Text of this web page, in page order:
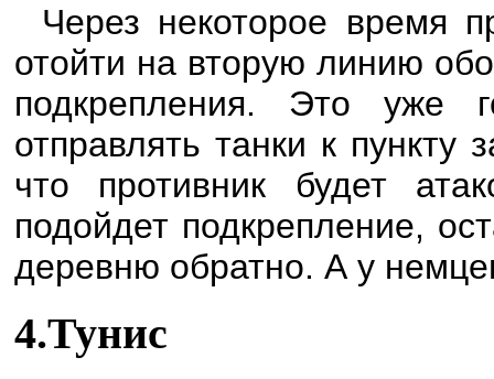
Через некоторое время
отойти на вторую линию
подкрепления. Это уже
отправлять танки к пункту
что противник будет
подойдет подкрепление,
деревню обратно. А у
4.Тунис